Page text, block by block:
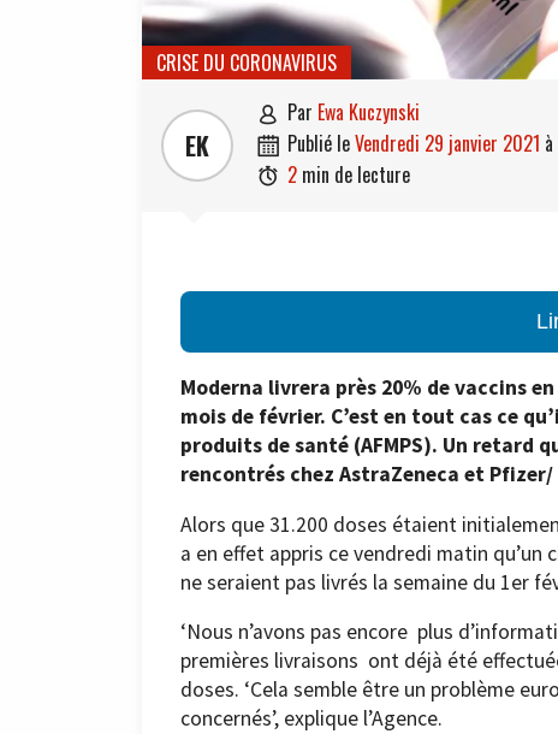
CRISE DU CORONAVIRUS
EK
 par Ewa Kuczynski
 publié le vendredi 29 janvier 2021 à
 2 min de lecture
Moderna livrera près 20% de vaccins
mois de février. C’est en tout cas ce
produits de santé (AFMPS). Un retard
rencontrés chez AstraZeneca et Pfizer/
Alors que 31.200 doses étaient
a en effet appris ce vendredi matin
ne seraient pas livrés la semaine du 1er
‘Nous n’avons pas encore plus
premières livraisons ont déjà été
doses. ‘Cela semble être un problème
concernés’, explique l’Agence.